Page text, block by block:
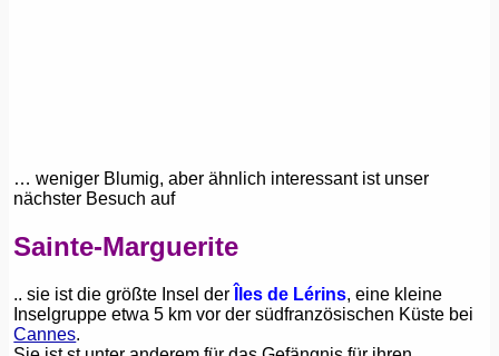
… weniger Blumig, aber ähnlich interessant ist unser
nächster Besuch auf
Sainte-Marguerite
.. sie ist die größte Insel der Îles de Lérins, eine kleine
Inselgruppe etwa 5 km vor der südfranzösischen Küste bei
Cannes.